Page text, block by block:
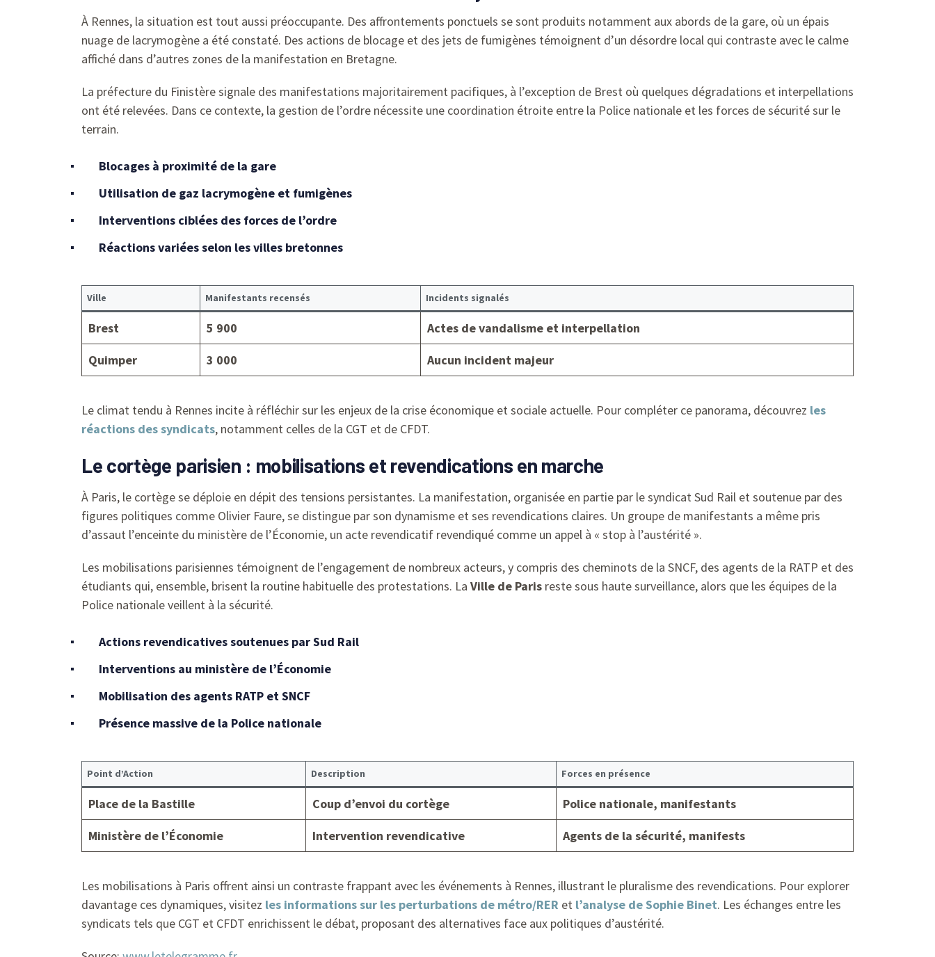
À Rennes, la situation est tout aussi préoccupante. Des affrontements ponctuels se sont produits notamment aux abords de la gare, où un épais
nuage de lacrymogène a été constaté. Des actions de blocage et des jets de fumigènes témoignent d’un désordre local qui contraste avec le calme
affiché dans d’autres zones de la manifestation en Bretagne.
La préfecture du Finistère signale des manifestations majoritairement pacifiques, à l’exception de Brest où quelques dégradations et interpellations
ont été relevées. Dans ce contexte, la gestion de l’ordre nécessite une coordination étroite entre la Police nationale et les forces de sécurité sur le
terrain.
Blocages à proximité de la gare
Utilisation de gaz lacrymogène et fumigènes
Interventions ciblées des forces de l’ordre
Réactions variées selon les villes bretonnes
Ville Manifestants recensés Incidents signalés
Brest 5 900
Actes de vandalisme et interpellation
Quimper
3 000 Aucun incident majeur
Le climat tendu à Rennes incite à réfléchir sur les enjeux de la crise économique et sociale actuelle. Pour compléter ce panorama, découvrez les
réactions des syndicats, notamment celles de la CGT et de CFDT.
Le cortège parisien : mobilisations et revendications en marche
À Paris, le cortège se déploie en dépit des tensions persistantes. La manifestation, organisée en partie par le syndicat Sud Rail et soutenue par des
figures politiques comme Olivier Faure, se distingue par son dynamisme et ses revendications claires. Un groupe de manifestants a même pris
d’assaut l’enceinte du ministère de l’Économie, un acte revendicatif revendiqué comme un appel à « stop à l’austérité ».
Les mobilisations parisiennes témoignent de l’engagement de nombreux acteurs, y compris des cheminots de la SNCF, des agents de la RATP et des
étudiants qui, ensemble, brisent la routine habituelle des protestations. La Ville de Paris reste sous haute surveillance, alors que les équipes de la
Police nationale veillent à la sécurité.
Actions revendicatives soutenues par Sud Rail
Interventions au ministère de l’Économie
Mobilisation des agents RATP et SNCF
Présence massive de la Police nationale
Point d’Action Description Forces en présence
Place de la Bastille Coup d’envoi du cortège
Police nationale, manifestants
Ministère de l’Économie
Intervention revendicative Agents de la sécurité, manifests
Les mobilisations à Paris offrent ainsi un contraste frappant avec les événements à Rennes, illustrant le pluralisme des revendications. Pour explorer
davantage ces dynamiques, visitez les informations sur les perturbations de métro/RER et l’analyse de Sophie Binet. Les échanges entre les
syndicats tels que CGT et CFDT enrichissent le débat, proposant des alternatives face aux politiques d’austérité.